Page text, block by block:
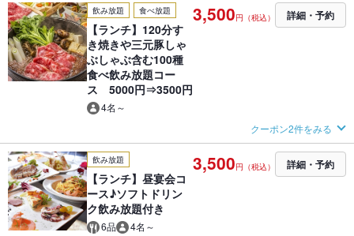
飲み放題 食べ放題
【ランチ】120分す
き焼きや三元豚しゃ
ぶしゃぶ含む100種
食べ飲み放題コー
ス 5000円⇒3500円
4名～
3,500円（税込） 詳細・予約
クーポン2件をみる
飲み放題
【ランチ】昼宴会コ
ース♪ソフトドリン
ク飲み放題付き
6品 4名～
3,500円（税込） 詳細・予約